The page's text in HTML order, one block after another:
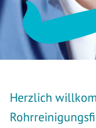
Herzlich